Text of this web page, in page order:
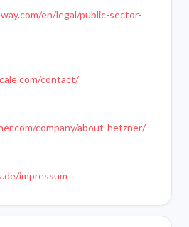
en/legal/public-sector-
contact/
company/about-hetzner/
impressum